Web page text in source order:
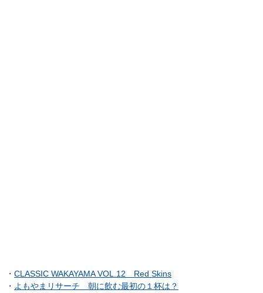
・ CLASSIC WAKAYAMA VOL.12 Red Skins
・ よもやまリサーチ 朝に飲む最初の１杯は？